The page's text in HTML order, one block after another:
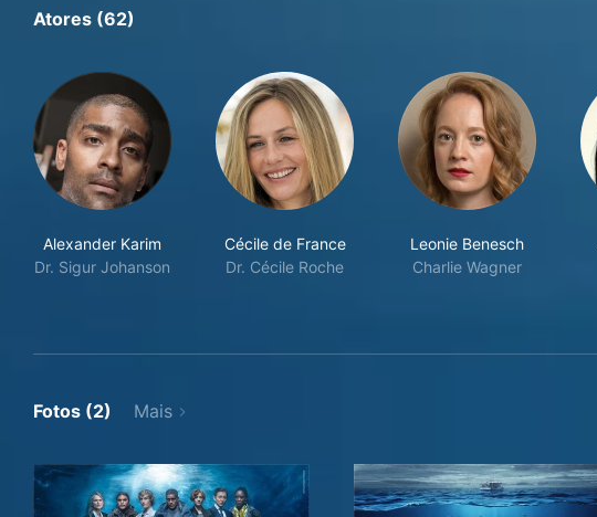
Atores (62)
Alexander Karim
Dr. Sigur Johanson
Cécile de France
Dr. Cécile Roche
Leonie Benesch
Charlie Wagner
Fotos (2) Mais